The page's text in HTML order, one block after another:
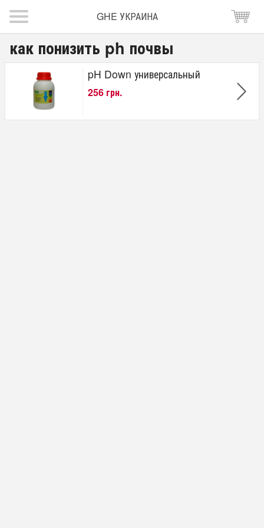
GHE УКРАИНА
как понизить ph почвы
pH Down универсальный
256 грн.